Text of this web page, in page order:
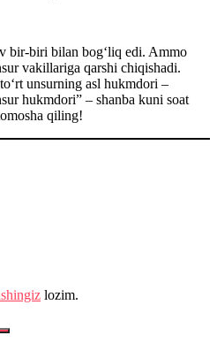
bir-biri bilan bog‘liq edi. Ammo
vakillariga qarshi chiqishadi.
unsurning asl hukmdori –
hukmdori” – shanba kuni soat
qiling!
lozim.